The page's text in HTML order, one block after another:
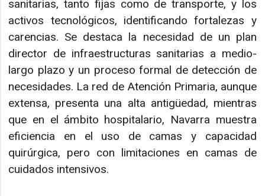
sanitarias, tanto fijas como de transporte, y los
activos tecnológicos, identificando fortalezas y
carencias. Se destaca la necesidad de un plan
director de infraestructuras sanitarias a medio-
largo plazo y un proceso formal de detección de
necesidades. La red de Atención Primaria, aunque
extensa, presenta una alta antigüedad, mientras
que en el ámbito hospitalario, Navarra muestra
eficiencia en el uso de camas y capacidad
quirúrgica, pero con limitaciones en camas de
cuidados intensivos.